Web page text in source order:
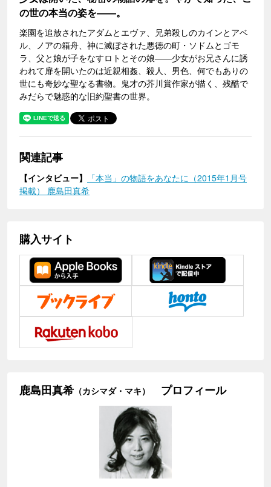
の世の本当の姿を――。
楽園を追放されたアダムとエヴァ、兄弟殺しのカインとアベ
ル、ノアの箱舟、神に滅ぼされた悪徳の町・ソドムとゴモ
ラ、父と娘が子をなすロトとその娘――少女がお兄さんに誘
われて扉を開いたのは近親相姦、殺人、男色、何でもありの
世にも奇妙な聖なる書物。鬼才の芥川賞作家が描く、残酷で
みだらで魅惑的な旧約聖書の世界。
関連記事
【インタビュー】
「本当」の物語をあなたに（2015年1月号
掲載） 鹿島田真希
購入サイト
鹿島田真希 （カシマダ・マキ） プロフィール